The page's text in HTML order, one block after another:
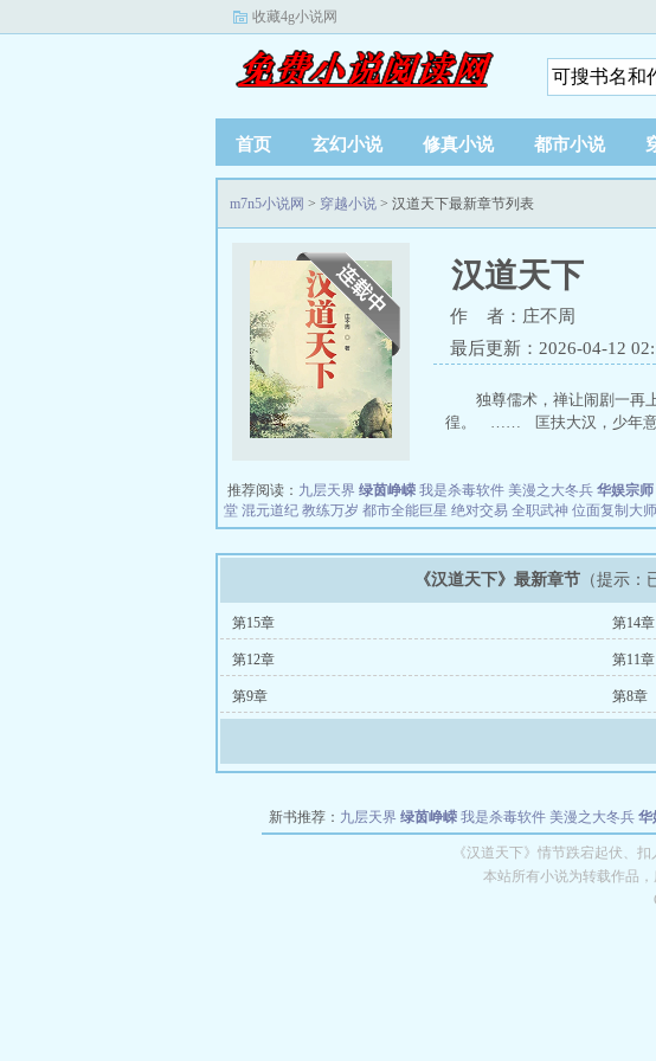
收藏4g小说网
首页 玄幻小说 修真小说 都市小说
m7n5小说网 > 穿越小说 > 汉道天下最新章节列表
汉道天下
作 者：庄不周
最后更新：2026-04-12
独尊儒术，禅让闹剧一
徨。 …… 匡扶大汉，少年意
推荐阅读： 九层天界 绿茵峥嵘 我是杀毒软件 美漫之大冬兵 华娱宗师
堂 混元道纪 教练万岁 都市全能巨星 绝对交易 全职武神 位面复制大师
《汉道天下》最新章节 （提示
第15章 第14章
第12章 第11章
第9章 第8章
新书推荐： 九层天界 绿茵峥嵘 我是杀毒软件 美漫之大冬兵 华
教练万岁 都市全能巨星 绝对交易 全
《汉道天下》情节跌宕起伏、
本站所有小说为转载作品